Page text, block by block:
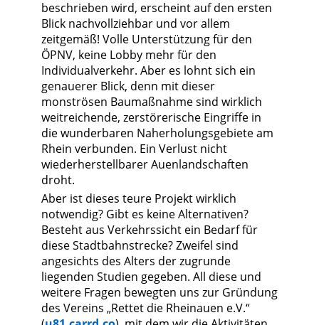
beschrieben wird, erscheint auf den ersten
Blick nachvollziehbar und vor allem
zeitgemäß! Volle Unterstützung für den
ÖPNV, keine Lobby mehr für den
Individualverkehr. Aber es lohnt sich ein
genauerer Blick, denn mit dieser
monströsen Baumaßnahme sind wirklich
weitreichende, zerstörerische Eingriffe in
die wunderbaren Naherholungsgebiete am
Rhein verbunden. Ein Verlust nicht
wiederherstellbarer Auenlandschaften
droht.
Aber ist dieses teure Projekt wirklich
notwendig? Gibt es keine Alternativen?
Besteht aus Verkehrssicht ein Bedarf für
diese Stadtbahnstrecke? Zweifel sind
angesichts des Alters der zugrunde
liegenden Studien gegeben. All diese und
weitere Fragen bewegten uns zur Gründung
des Vereins „Rettet die Rheinauen e.V.“